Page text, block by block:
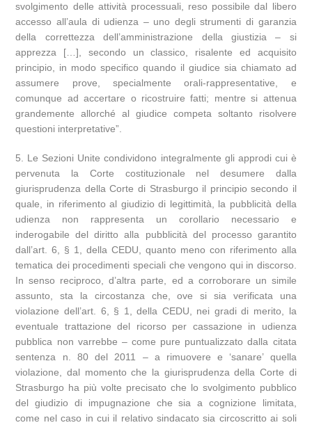
svolgimento delle attività processuali, reso possibile dal libero
accesso all’aula di udienza – uno degli strumenti di garanzia
della correttezza dell’amministrazione della giustizia – si
apprezza […], secondo un classico, risalente ed acquisito
principio, in modo specifico quando il giudice sia chiamato ad
assumere prove, specialmente orali-rappresentative, e
comunque ad accertare o ricostruire fatti; mentre si attenua
grandemente allorché al giudice competa soltanto risolvere
questioni interpretative”.
5. Le Sezioni Unite condividono integralmente gli approdi cui è
pervenuta la Corte costituzionale nel desumere dalla
giurisprudenza della Corte di Strasburgo il principio secondo il
quale, in riferimento al giudizio di legittimità, la pubblicità della
udienza non rappresenta un corollario necessario e
inderogabile del diritto alla pubblicità del processo garantito
dall’art. 6, § 1, della CEDU, quanto meno con riferimento alla
tematica dei procedimenti speciali che vengono qui in discorso.
In senso reciproco, d’altra parte, ed a corroborare un simile
assunto, sta la circostanza che, ove si sia verificata una
violazione dell’art. 6, § 1, della CEDU, nei gradi di merito, la
eventuale trattazione del ricorso per cassazione in udienza
pubblica non varrebbe – come pure puntualizzato dalla citata
sentenza n. 80 del 2011 – a rimuovere e ‘sanare’ quella
violazione, dal momento che la giurisprudenza della Corte di
Strasburgo ha più volte precisato che lo svolgimento pubblico
del giudizio di impugnazione che sia a cognizione limitata,
come nel caso in cui il relativo sindacato sia circoscritto ai soli